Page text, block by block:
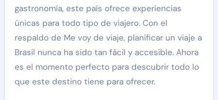
gastronomía, este país ofrece experiencias
únicas para todo tipo de viajero. Con el
respaldo de Me voy de viaje, planificar un viaje a
Brasil nunca ha sido tan fácil y accesible. Ahora
es el momento perfecto para descubrir todo lo
que este destino tiene para ofrecer.